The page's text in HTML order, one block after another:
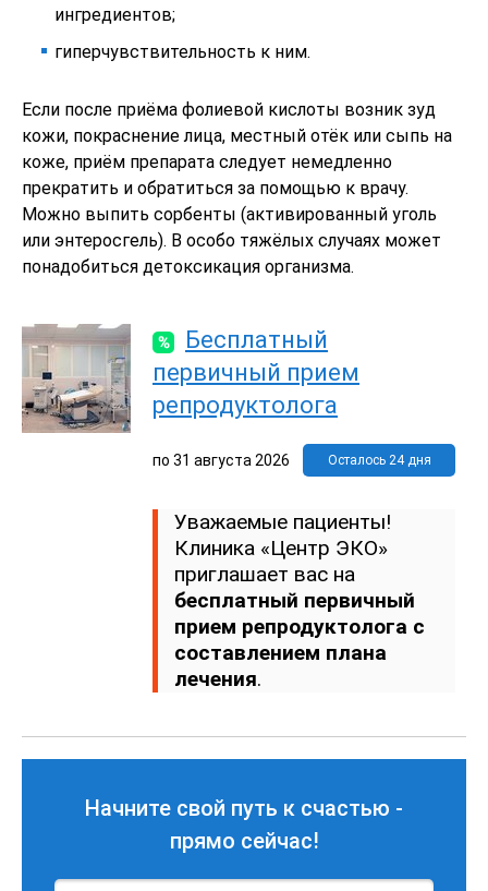
ингредиентов;
гиперчувствительность к ним.
Если после приёма фолиевой кислоты возник зуд
кожи, покраснение лица, местный отёк или сыпь на
коже, приём препарата следует немедленно
прекратить и обратиться за помощью к врачу.
Можно выпить сорбенты (активированный уголь
или энтеросгель). В особо тяжёлых случаях может
понадобиться детоксикация организма.
Бесплатный
первичный прием
репродуктолога
по 31 августа 2026 Осталось 24 дня
Уважаемые пациенты!
Клиника «Центр ЭКО»
приглашает вас на
бесплатный первичный
прием репродуктолога с
составлением плана
лечения.
Начните свой путь к счастью -
прямо сейчас!